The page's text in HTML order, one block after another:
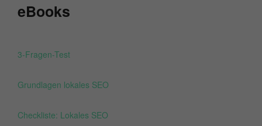
eBooks
3-Fragen-Test
Grundlagen lokales SEO
Checkliste: Lokales SEO